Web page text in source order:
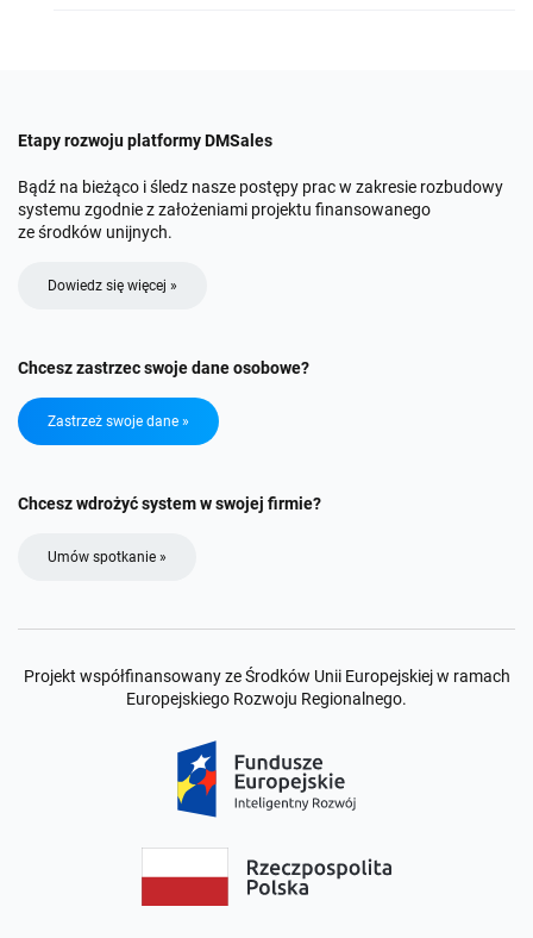
Etapy rozwoju platformy DMSales
Bądź na bieżąco i śledz nasze postępy prac w zakresie rozbudowy
systemu zgodnie z założeniami projektu finansowanego
ze środków unijnych.
Dowiedz się więcej »
Chcesz zastrzec swoje dane osobowe?
Zastrzeż swoje dane »
Chcesz wdrożyć system w swojej firmie?
Umów spotkanie »
Projekt współfinansowany ze Środków Unii Europejskiej w ramach
Europejskiego Rozwoju Regionalnego.